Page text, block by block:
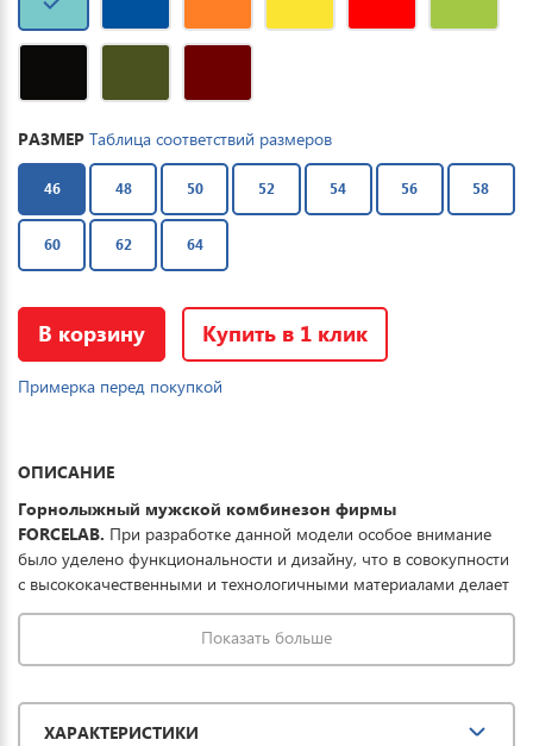
РАЗМЕР Таблица соответствий размеров
46 48 50 52 54 56 58
60 62 64
В корзину Купить в 1 клик
Примерка перед покупкой
ОПИСАНИЕ
Горнолыжный мужской комбинезон фирмы
FORCELAB. При разработке данной модели особое внимание
было уделено функциональности и дизайну, что в совокупности
с высококачественными и технологичными материалами делает
данный комбинезон отличным выбором для комфортного
отдыха в горах и на прогулке. Ткань обработана
водоотталкивающей пропиткой снаружи и антибактериальной
превосходную защиту при мокром снеге или ледяном дожде и
оперативно отводит влагу от тела наружу, сохраняя тепло и
Показать больше
ХАРАКТЕРИСТИКИ